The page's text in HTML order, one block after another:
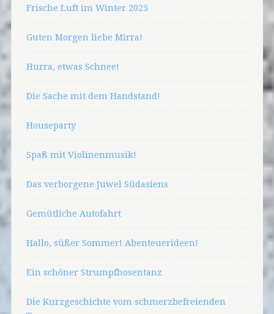
Frische Luft im Winter 2025
Guten Morgen liebe Mirra!
Hurra, etwas Schnee!
Die Sache mit dem Handstand!
Houseparty
Spaß mit Violinenmusik!
Das verborgene Juwel Südasiens
Gemütliche Autofahrt
Hallo, süßer Sommer! Abenteuerideen!
Ein schöner Strumpfhosentanz
Die Kurzgeschichte vom schmerzbefreienden